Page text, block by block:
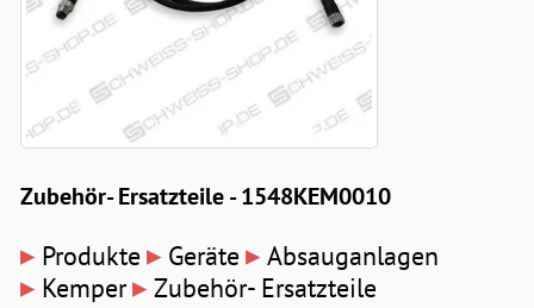
Zubehör- Ersatzteile - 1548KEM0010
▸ Produkte ▸ Geräte ▸ Absauganlagen
▸ Kemper▸ Zubehör- Ersatzteile